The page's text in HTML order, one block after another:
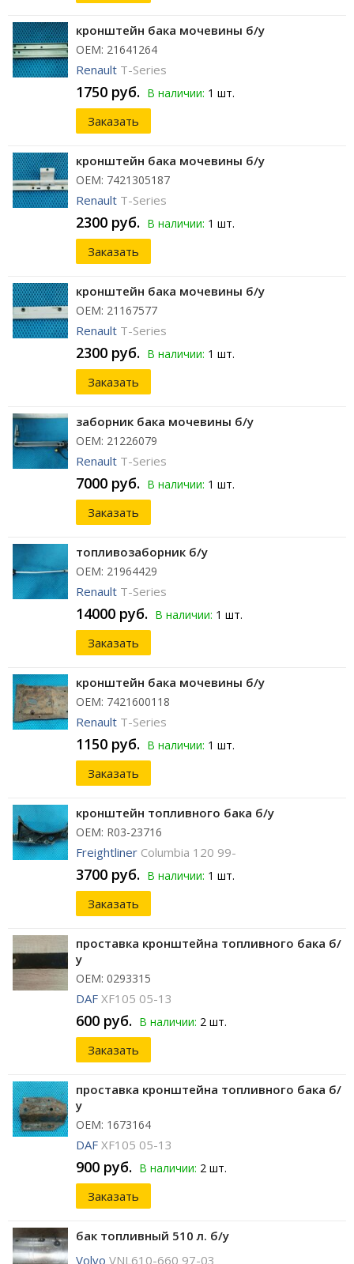
кронштейн бака мочевины б/у
ОЕМ: 21641264
Renault T-Series
1750 руб. В наличии: 1 шт.
Заказать
кронштейн бака мочевины б/у
ОЕМ: 7421305187
Renault T-Series
2300 руб. В наличии: 1 шт.
Заказать
кронштейн бака мочевины б/у
ОЕМ: 21167577
Renault T-Series
2300 руб. В наличии: 1 шт.
Заказать
заборник бака мочевины б/у
ОЕМ: 21226079
Renault T-Series
7000 руб. В наличии: 1 шт.
Заказать
топливозаборник б/у
ОЕМ: 21964429
Renault T-Series
14000 руб. В наличии: 1 шт.
Заказать
кронштейн бака мочевины б/у
ОЕМ: 7421600118
Renault T-Series
1150 руб. В наличии: 1 шт.
Заказать
кронштейн топливного бака б/у
ОЕМ: R03-23716
Freightliner Columbia 120 99-
3700 руб. В наличии: 1 шт.
Заказать
проставка кронштейна топливного бака б/
у
ОЕМ: 0293315
DAF XF105 05-13
600 руб. В наличии: 2 шт.
Заказать
проставка кронштейна топливного бака б/
у
ОЕМ: 1673164
DAF XF105 05-13
900 руб. В наличии: 2 шт.
Заказать
бак топливный 510 л. б/у
Volvo VNL610-660 97-03